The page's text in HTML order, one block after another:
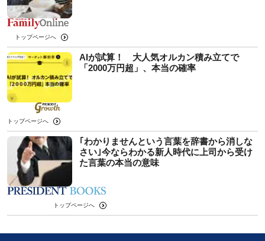
トップページへ
AIが試算！ 大人気オルカン積み立てで
「2000万円超」、本当の確率
トップページへ
｢わかりませんという言葉を辞書から消しな
さい｣今ならわかる新人時代に上司から受け
た言葉の本当の意味
トップページへ